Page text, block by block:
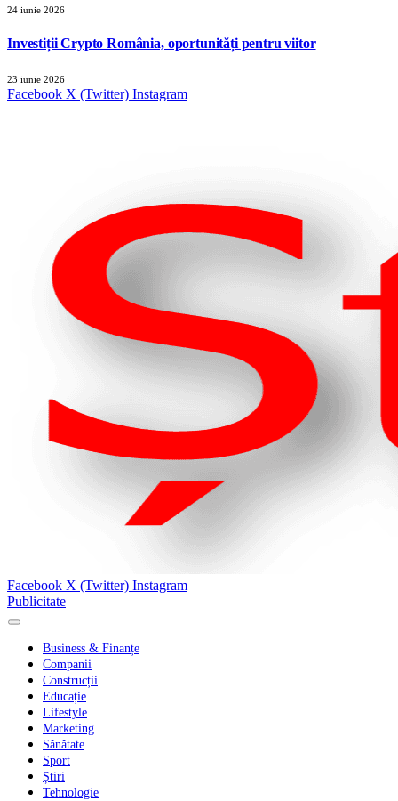
24 iunie 2026
Investiții Crypto România, oportunități pentru viitor
23 iunie 2026
Facebook X (Twitter) Instagram
Facebook X (Twitter) Instagram
Publicitate
Business & Finanțe
Companii
Construcții
Educație
Lifestyle
Marketing
Sănătate
Sport
Știri
Tehnologie